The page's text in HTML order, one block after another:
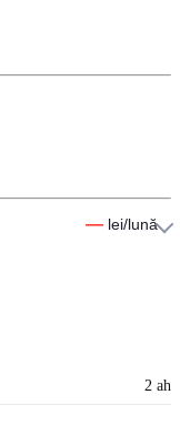
— lei/lună
2 ah